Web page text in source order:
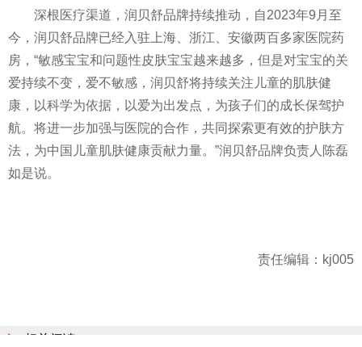
深根医疗渠道，润贝舒品牌持续推动，自2023年9月至
今，润贝舒品牌已经入驻上海、浙江、安徽两百多家医院药
房，“敏感宝宝和问题性皮肤宝宝越来越多，但是对宝宝的关
爱持续不变，爱不敏感，润贝舒将持续关注儿童的肌肤健
康，以科学为依据，以爱为出发点，为孩子们的成长保驾护
航。将进一步加强与医院的合作，共同探索更有效的护肤方
法，为中国儿童肌肤健康贡献力量。”润贝舒品牌负责人陈磊
如是说。
责任编辑：kj005
相关阅读